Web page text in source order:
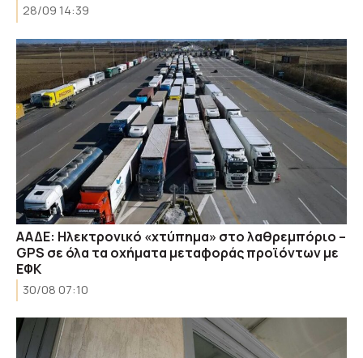
28/09 14:39
ΑΑΔΕ: Ηλεκτρονικό «χτύπημα» στο λαθρεμπόριο –
GPS σε όλα τα οχήματα μεταφοράς προϊόντων με
ΕΦΚ
30/08 07:10